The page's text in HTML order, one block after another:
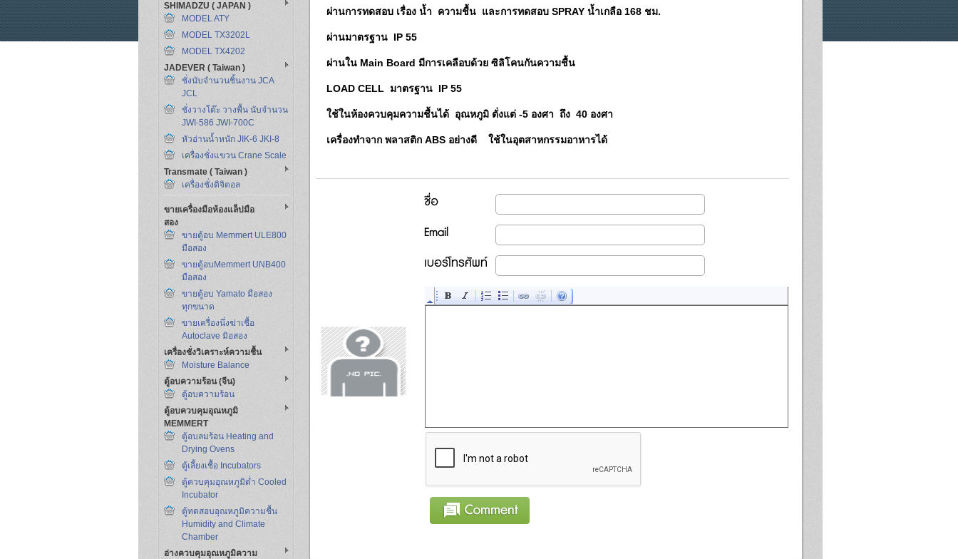
SHIMADZU ( JAPAN )
MODEL ATY
MODEL TX3202L
MODEL TX4202
JADEVER ( Taiwan )
ชั่งนับจำนวนชิ้นงาน JCA
JCL
ชั่งวางโต๊ะ วางพื้น นับจำนวน
JWI-586 JWI-700C
หัวอ่านน้ำหนัก JIK-6 JKI-8
เครื่องชั่งแขวน Crane Scale
Transmate ( Taiwan )
เครื่องชั่งดิจิตอล
ขายเครื่องมือห้องแล็ปมือ
สอง
ขายตู้อบ Memmert ULE800
มือสอง
ขายตู้อบMemmert UNB400
มือสอง
ขายตู้อบ Yamato มือสอง
ทุกขนาด
ขายเครื่องนึ่งฆ่าเชื้อ
Autoclave มิอสอง
เครื่องชั่งวิเคราะห์ความชื้น
Moisture Balance
ตู้อบความร้อน (จีน)
ตู้อบความร้อน
ตู้อบควบคุมอุณหภูมิ
MEMMERT
ตู้อบลมร้อน Heating and
Drying Ovens
ตู้เลี้ยงเชื้อ Incubators
ตู้ควบคุมอุณหภูมิต่ำ Cooled
Incubator
ตู้ทดสอบอุณหภูมิความชื้น
Humidity and Climate
Chamber
อ่างควบคุมอุณหภูมิความ
ผ่านการทดสอบ เรื่อง น้ำ ความชื้น และการทดสอบ SPRAY น้ำเกลือ 168 ชม.
ผ่านมาตรฐาน IP 55
ผ่านใน Main Board มีการเคลือบด้วย ซิลิโคนกันความชื้น
LOAD CELL มาตรฐาน IP 55
ใช้ในห้องควบคุมความชื้นได้ อุณหภูมิ ตั่งแต่ -5 องศา ถึง 40 องศา
เครื่องทำจาก พลาสติก ABS อย่างดี ใช้ในอุตสาหกรรมอาหารได้
ชื่อ
Email
เบอร์โทรศัพท์